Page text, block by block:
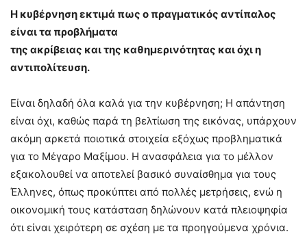
Η κυβέρνηση εκτιμά πως ο πραγματικός αντίπαλος
είναι τα προβλήματα
της ακρίβειας και της καθημερινότητας και όχι η
αντιπολίτευση.
Είναι δηλαδή όλα καλά για την κυβέρνηση; Η απάντηση
είναι όχι, καθώς παρά τη βελτίωση της εικόνας, υπάρχουν
ακόμη αρκετά ποιοτικά στοιχεία εξόχως προβληματικά
για το Μέγαρο Μαξίμου. Η ανασφάλεια για το μέλλον
εξακολουθεί να αποτελεί βασικό συναίσθημα για τους
Έλληνες, όπως προκύπτει από πολλές μετρήσεις, ενώ η
οικονομική τους κατάσταση δηλώνουν κατά πλειοψηφία
ότι είναι χειρότερη σε σχέση με τα προηγούμενα χρόνια.